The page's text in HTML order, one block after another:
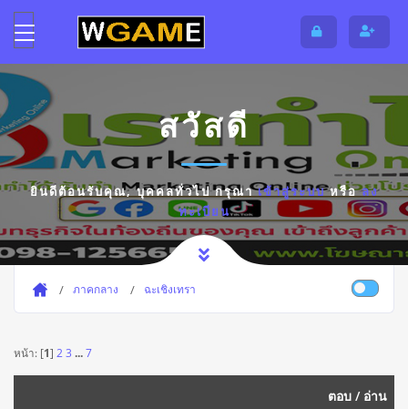
สวัสดี
ยินดีต้อนรับคุณ,บุคคลทั่วไปกรุณาเข้าสู่ระบบหรือลง
ทะเบียน
ภาคกลาง ฉะเชิงเทรา
หน้า: [1] 2 3 ...7
ตอบ / อ่าน